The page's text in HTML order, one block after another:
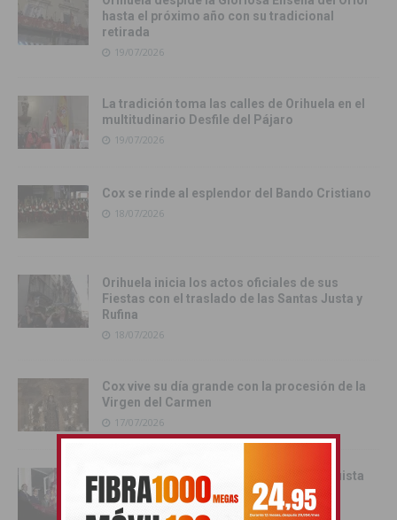
hasta el próximo año con su tradicional
retirada
19/07/2026
La tradición toma las calles de Orihuela en el
multitudinario Desfile del Pájaro
19/07/2026
Cox se rinde al esplendor del Bando Cristiano
18/07/2026
Orihuela inicia los actos oficiales de sus
Fiestas con el traslado de las Santas Justa y
Rufina
18/07/2026
Cox vive su día grande con la procesión de la
Virgen del Carmen
17/07/2026
Orihuela inicia sus Fiestas de la Reconquista
con la Exposición Pública de la Gloriosa
Enseña del Oriol